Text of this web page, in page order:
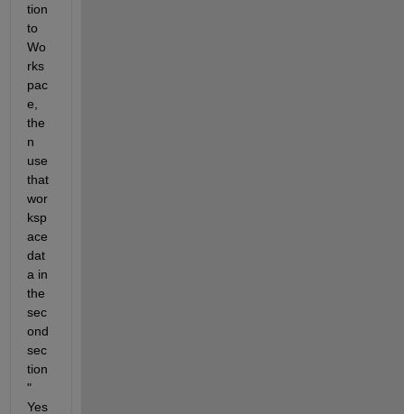
tion
to
Wo
rks
pac
e,
the
n
use
that
wor
ksp
ace
dat
a in
the
sec
ond
sec
tion
"
Yes